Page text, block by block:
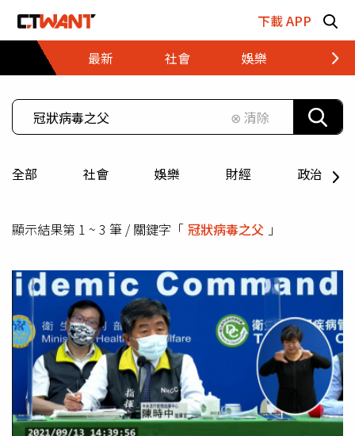
下載 APP
最新
社會 娛樂 財經
⊗ 清除
全部 社會 娛樂 財經 政治
顯示結果第 1 ~ 3 筆 / 關鍵字「 冠狀病毒之父 」